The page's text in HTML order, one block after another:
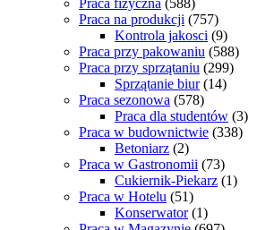
Praca na produkcji (757)
Kontrola jakosci (9)
Praca przy pakowaniu (588)
Praca przy sprzątaniu (299)
Sprzątanie biur (14)
Praca sezonowa (578)
Praca dla studentów (3)
Praca w budownictwie (338)
Betoniarz (2)
Praca w Gastronomii (73)
Cukiernik-Piekarz (1)
Praca w Hotelu (51)
Konserwator (1)